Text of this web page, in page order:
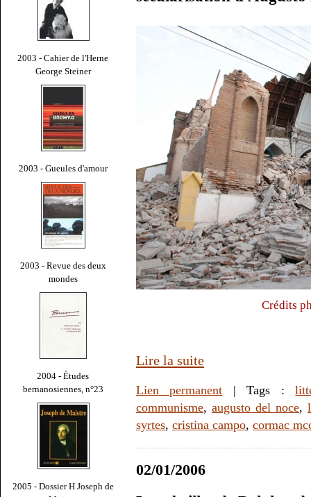
2003 - Cahier de l'Herne
George Steiner
2003 - Gueules d'amour
2003 - Revue des deux
mondes
2004 - Études
bernanosiennes, n°23
2005 - Dossier H Joseph de
Crédits
Lire la suite
Lien permanent | Tags :
communisme, augusto del noce,
syrtes, cristina campo, cormac
02/01/2006